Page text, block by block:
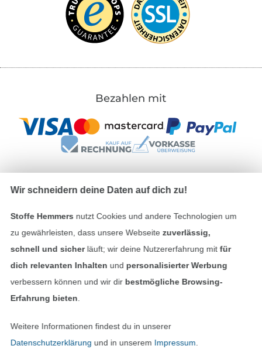
Bezahlen mit
In den deutschen Shop wechseln (aktuell
Wir schneidern deine Daten auf dich zu!
Stoffe Hemmers nutzt Cookies und andere Technologien um
zu gewährleisten, dass unsere Webseite zuverlässig,
schnell und sicherläuft; wir deine Nutzererfahrung mitfür
dich relevanten Inhalten und personalisierter Werbung
verbessern können und wir dir bestmögliche Browsing-
Erfahrung bieten
Weitere Informationen findest du in unserer
Datenschutzerklärung und in unserem Impressum